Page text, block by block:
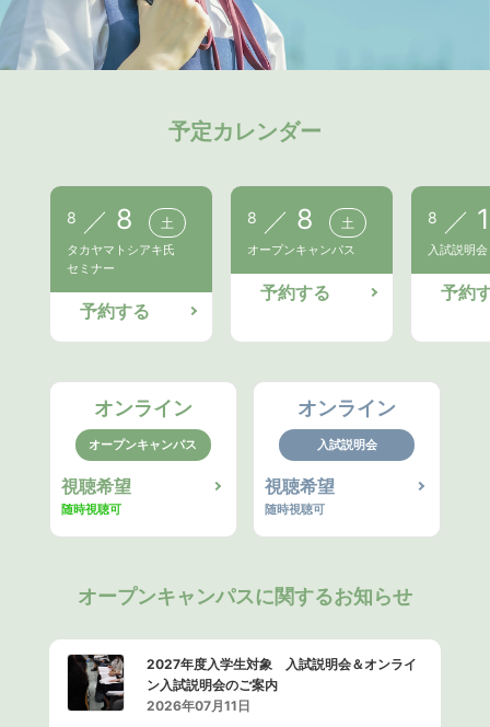
予定カレンダー
8 8 土
タカヤマトシアキ氏
セミナー
予約する
8 8 土
オープンキャンパス
予約する
8
入試説明会
予約
オンライン
オープンキャンパス
視聴希望
随時視聴可
オンライン
入試説明会
視聴希望
随時視聴可
オープンキャンパスに関するお知らせ
2027年度入学生対象 入試説明会＆オンライ
ン入試説明会のご案内
2026年07月11日